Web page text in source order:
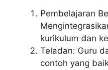
Pembelajaran
kurikulum dan
Teladan: Guru
contoh yang